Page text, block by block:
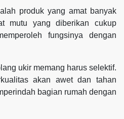
produk yang amat banyak
mutu yang diberikan cukup
fungsinya dengan
ukir memang harus selektif.
akan awet dan tahan
bagian rumah dengan